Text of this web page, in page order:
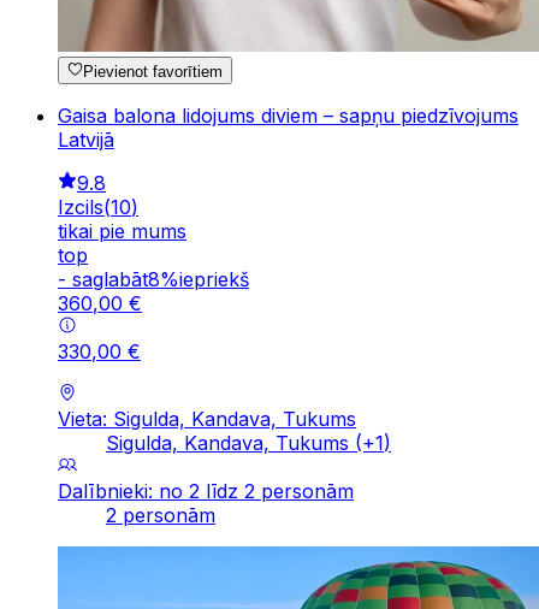
Pievienot favorītiem
Gaisa balona lidojums diviem – sapņu piedzīvojums
Latvijā
9.8
Izcils(10)
tikai pie mums
top
- saglabāt8%iepriekš
360,00 €
330,00 €
Vieta: Sigulda, Kandava, Tukums
Sigulda, Kandava, Tukums (+1)
Dalībnieki: no 2 līdz 2 personām
2 personām